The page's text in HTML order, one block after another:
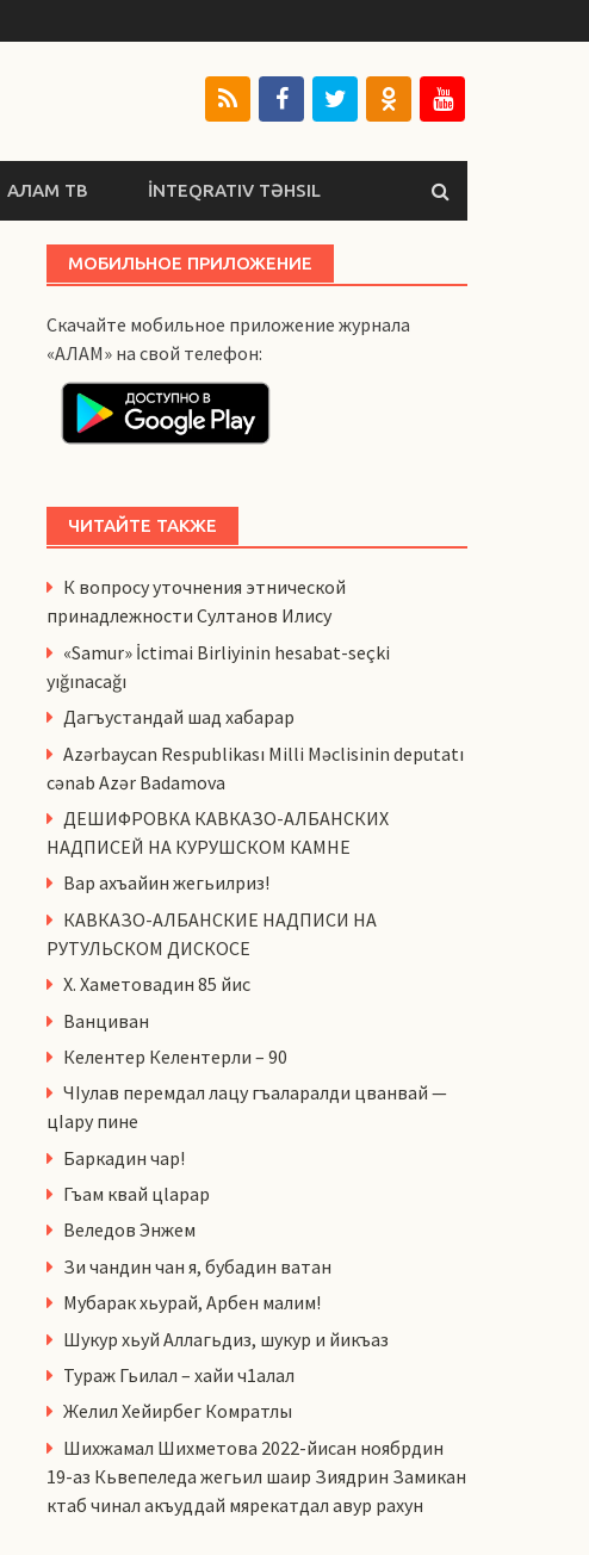
АЛАМ ТВ İNTEQRATIV TƏHSIL
МОБИЛЬНОЕ ПРИЛОЖЕНИЕ
Скачайте мобильное приложение журнала
«АЛАМ» на свой телефон:
ЧИТАЙТЕ ТАКЖЕ
К вопросу уточнения этнической
принадлежности Султанов Илису
«Samur» İctimai Birliyinin hesabat-seçki
yığınacağı
Дагъустандай шад хабарар
Azərbaycan Respublikası Milli Məclisinin deputatı
cənab Azər Badamova
ДЕШИФРОВКА КАВКАЗО-АЛБАНСКИХ
НАДПИСЕЙ НА КУРУШСКОМ КАМНЕ
Вар ахъайин жегьилриз!
КАВКАЗО-АЛБАНСКИЕ НАДПИСИ НА
РУТУЛЬСКОМ ДИСКОСЕ
Х. Хаметовадин 85 йис
Ванциван
Келентер Келентерли – 90
ЧIулав перемдал лацу гъаларалди цванвай —
цIару пине
Баркадин чар!
Гъам квай цlарар
Веледов Энжем
Зи чандин чан я, бубадин ватан
Мубарак хьурай, Арбен малим!
Шукур хьуй Аллагьдиз, шукур и йикъаз
Тураж Гьилал – хайи ч1алал
Желил Хейирбег Комратлы
Шихжамал Шихметова 2022-йисан ноябрдин
19-аз Кьвепеледа жегьил шаир Зиядрин Замикан
ктаб чинал акъуддай мярекатдал авур рахун